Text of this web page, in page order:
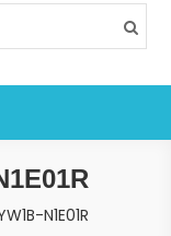
N1E01R